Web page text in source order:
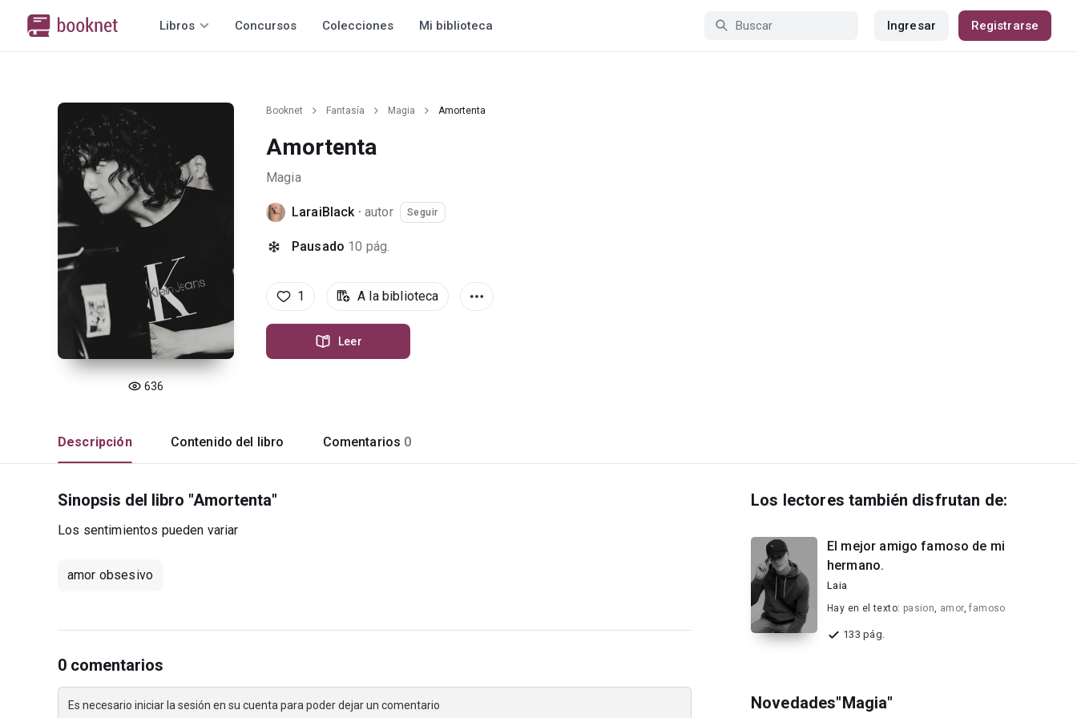
Libros Concursos Colecciones Mi biblioteca Ingresar Registrarse
636
Booknet Fantasía Magia Amortenta
Amortenta
Magia
LaraiBlack· autor Seguir
Pausado 10 pág.
1 A la biblioteca
Leer
Descripción Contenido del libro Comentarios 0
Sinopsis del libro "Amortenta"
Los sentimientos pueden variar
amor obsesivo
0 comentarios
Es necesario iniciar la sesión en su cuenta para poder dejar un comentario
Los lectores también disfrutan de:
El mejor amigo famoso de mi
hermano.
Laia
Hay en el texto: pasion, amor,famoso
133 pág.
Novedades"Magia"